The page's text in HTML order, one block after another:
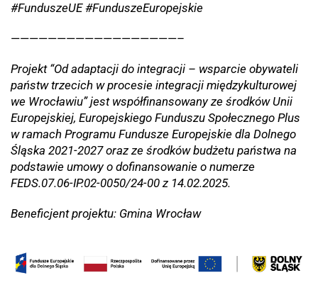
#FunduszeUE #FunduszeEuropejskie
——————————————————–
Projekt “Od adaptacji do integracji – wsparcie obywateli
państw trzecich w procesie integracji międzykulturowej
we Wrocławiu” jest współfinansowany ze środków Unii
Europejskiej, Europejskiego Funduszu Społecznego Plus
w ramach Programu Fundusze Europejskie dla Dolnego
Śląska 2021-2027 oraz ze środków budżetu państwa na
podstawie umowy o dofinansowanie o numerze
FEDS.07.06-IP.02-0050/24-00 z 14.02.2025.
Beneficjent projektu: Gmina Wrocław